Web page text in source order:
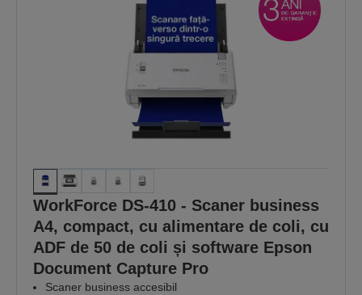
WorkForce DS-410 - Scaner business
A4, compact, cu alimentare de coli, cu
ADF de 50 de coli și software Epson
Document Capture Pro
Scaner business accesibil